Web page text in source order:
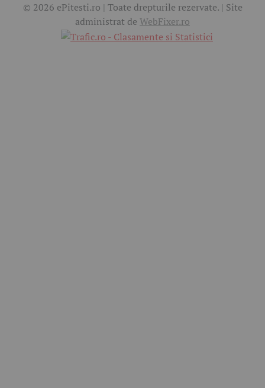
© 2026 ePitesti.ro | Toate drepturile rezervate. | Site
administrat de WebFixer.ro